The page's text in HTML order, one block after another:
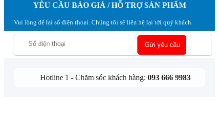
YÊU CẦU BÁO GIÁ / HỖ TRỢ SẢN PHẨM
Vui lòng để lại số điện thoại. Chúng tôi sẽ liên hệ lại tới quý khách.
Hotline 1 - Chăm sóc khách hàng: 093 666 9983